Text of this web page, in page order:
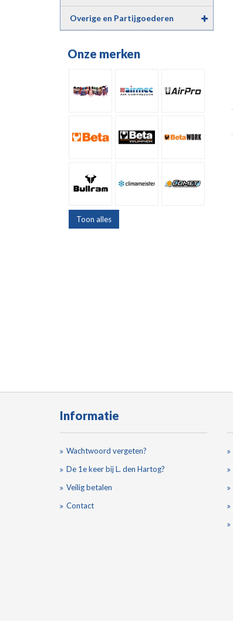
Overige en Partijgoederen
Onze merken
Toon alles
Informatie
Wachtwoord vergeten?
De 1e keer bij L. den Hartog?
Veilig betalen
Contact